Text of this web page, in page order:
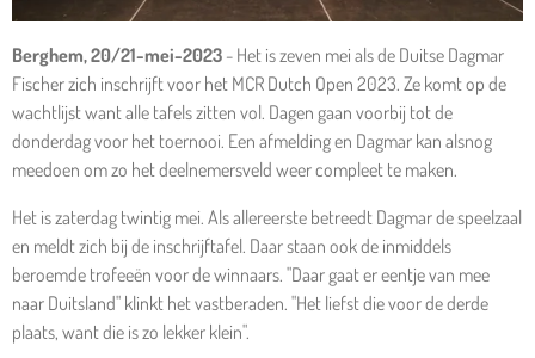
Berghem, 20/21-mei-2023 - Het is zeven mei als de Duitse Dagmar
Fischer zich inschrijft voor het MCR Dutch Open 2023. Ze komt op de
wachtlijst want alle tafels zitten vol. Dagen gaan voorbij tot de
donderdag voor het toernooi. Een afmelding en Dagmar kan alsnog
meedoen om zo het deelnemersveld weer compleet te maken.
Het is zaterdag twintig mei. Als allereerste betreedt Dagmar de speelzaal
en meldt zich bij de inschrijftafel. Daar staan ook de inmiddels
beroemde trofeeën voor de winnaars. "Daar gaat er eentje van mee
naar Duitsland" klinkt het vastberaden. "Het liefst die voor de derde
plaats, want die is zo lekker klein".